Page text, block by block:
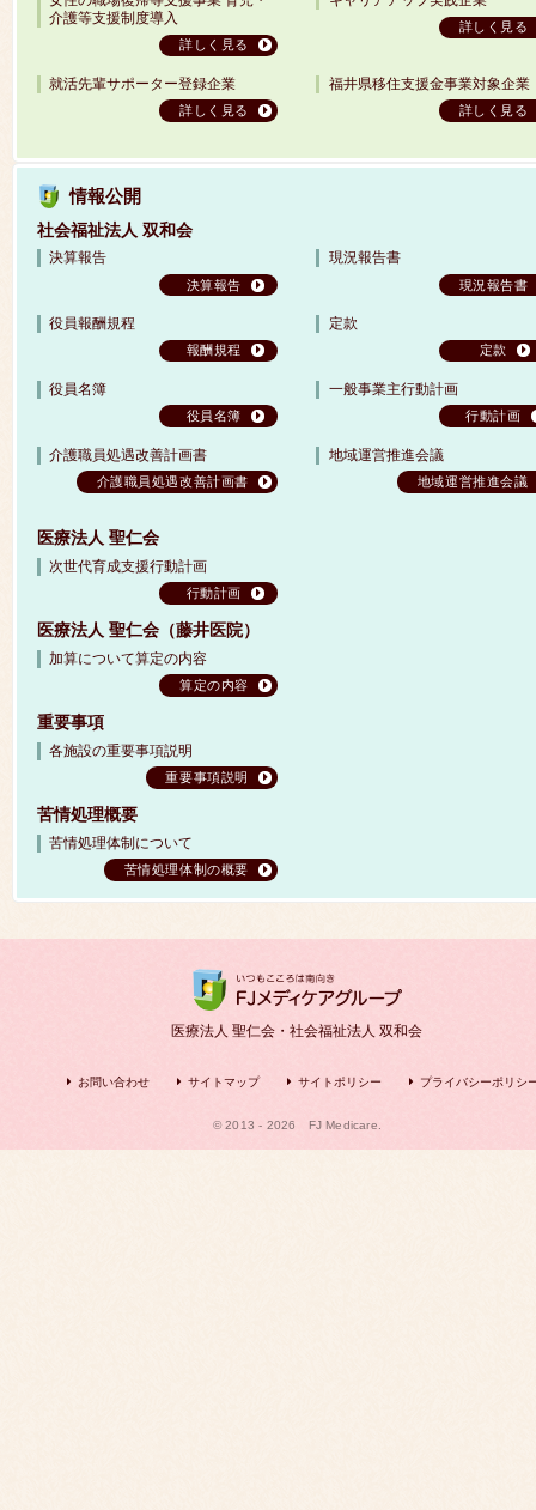
介護等支援制度導入
詳しく見る
詳しく見る
就活先輩サポーター登録企業
詳しく見る
福井県移住支援金事業対象企業
詳しく見る
情報公開
社会福祉法人 双和会
決算報告
決算報告
現況報告書
現況報告書
役員報酬規程
報酬規程
定款
定款
役員名簿
役員名簿
一般事業主行動計画
行動計画
介護職員処遇改善計画書
介護職員処遇改善計画書
地域運営推進会議
地域運営推進会議
医療法人 聖仁会
次世代育成支援行動計画
行動計画
医療法人 聖仁会（藤井医院）
加算について算定の内容
算定の内容
重要事項
各施設の重要事項説明
重要事項説明
苦情処理概要
苦情処理体制について
苦情処理体制の概要
医療法人 聖仁会・社会福祉法人 双和会
お問い合わせ サイトマップ サイトポリシー プライバシーポリシ
© 2013 - 2026 FJ Medicare.